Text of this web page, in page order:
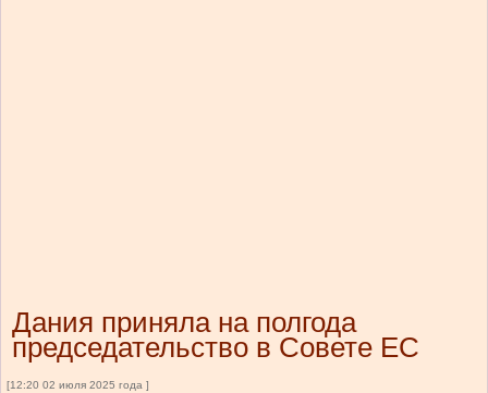
Дания приняла на полгода
председательство в Совете ЕС
[12:20 02 июля 2025 года ]